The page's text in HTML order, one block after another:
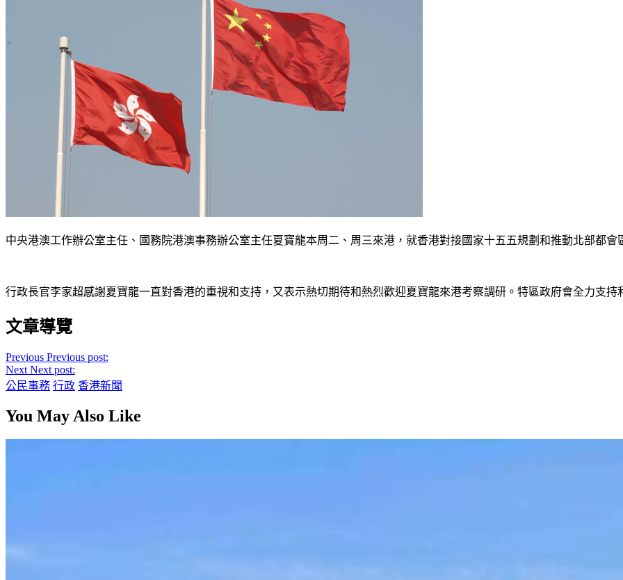
中央港澳工作辦公室主任、國務院港澳事務辦公室主任夏寶龍本周二、周三來港，就香港對接國家十五五規劃和推動北部都會
行政長官李家超感謝夏寶龍一直對香港的重視和支持，又表示熱切期待和熱烈歡迎夏寶龍來港考察調研。特區政府會全力支持
文章導覽
Previous Previous post:
Next Next post:
公民事務 行政 香港新聞
You May Also Like